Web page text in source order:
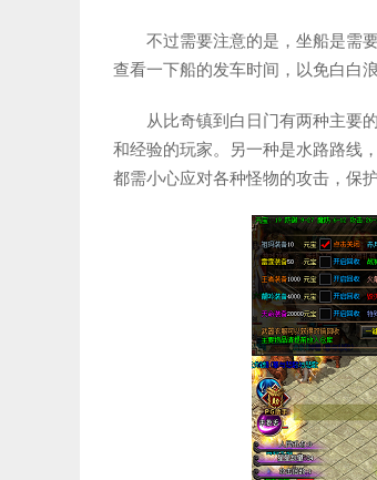
不过需要注意的是，坐船是需
查看一下船的发车时间，以免白白
从比奇镇到白日门有两种主要
和经验的玩家。另一种是水路路线
都需小心应对各种怪物的攻击，保